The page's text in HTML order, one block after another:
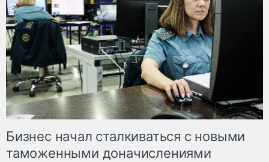
Бизнес начал сталкиваться с новыми
таможенными доначислениями